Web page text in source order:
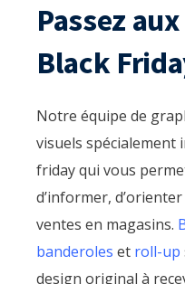
Passez
Black
Notre équipe de
visuels spécialement
friday qui vous
d’informer,
ventes en magasins.
banderoles et roll-up
design original à